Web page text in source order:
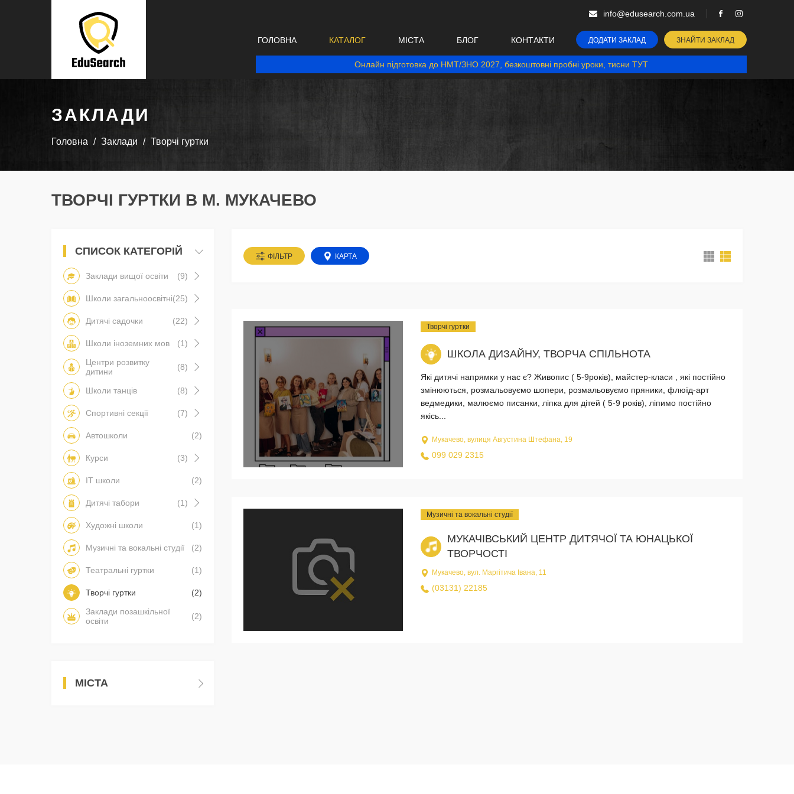
info@edusearch.com.ua
ГОЛОВНА КАТАЛОГ МІСТА БЛОГ КОНТАКТИ ДОДАТИ ЗАКЛАД ЗНАЙТИ ЗАКЛАД
Онлайн підготовка до НМТ/ЗНО 2027, безкоштовні пробні уроки, тисни ТУТ
ЗАКЛАДИ
Головна Заклади Творчі гуртки
ТВОРЧІ ГУРТКИ В М. МУКАЧЕВО
ФІЛЬТР КАРТА
Творчі гуртки
ШКОЛА ДИЗАЙНУ, ТВОРЧА СПІЛЬНОТА
Які дитячі напрямки у нас є? Живопис ( 5-9років), майстер-класи , які постійно
змінюються, розмальовуємо шопери, розмальовуємо пряники, флюїд-арт
ведмедики, малюємо писанки, ліпка для дітей ( 5-9 років), ліпимо постійно
якісь...
Мукачево, вулиця Августина Штефана, 19
099 029 2315
Музичні та вокальні студії
МУКАЧІВСЬКИЙ ЦЕНТР ДИТЯЧОЇ ТА ЮНАЦЬКОЇ
ТВОРЧОСТІ
Мукачево, вул. Маргітича Івана, 11
(03131) 22185
СПИСОК КАТЕГОРІЙ
Заклади вищої освіти (9)
Школи загальноосвітні(25)
Дитячі садочки (22)
Школи іноземних мов
(1)
Центри розвитку
дитини
(8)
Школи танців (8)
Спортивні секції (7)
Автошколи (2)
Курси (3)
IT школи (2)
Дитячі табори (1)
Художні школи (1)
Музичні та вокальні студії (2)
Театральні гуртки (1)
Творчі гуртки
(2)
Заклади позашкільної
освіти
(2)
МІСТА